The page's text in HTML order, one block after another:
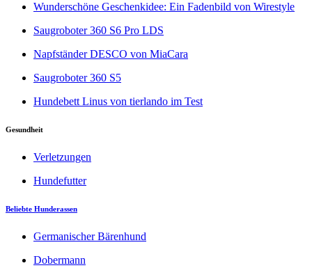
Wunderschöne Geschenkidee: Ein Fadenbild von Wirestyle
Saugroboter 360 S6 Pro LDS
Napfständer DESCO von MiaCara
Saugroboter 360 S5
Hundebett Linus von tierlando im Test
Gesundheit
Verletzungen
Hundefutter
Beliebte Hunderassen
Germanischer Bärenhund
Dobermann